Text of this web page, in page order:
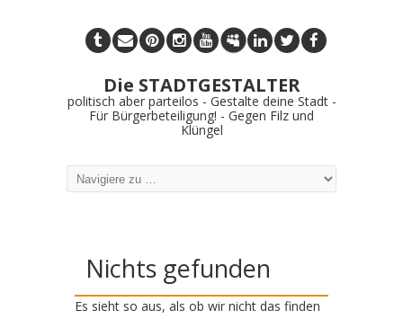
Die STADTGESTALTER
politisch aber parteilos - Gestalte deine Stadt -
Für Bürgerbeteiligung! - Gegen Filz und
Klüngel
Nichts gefunden
Es sieht so aus, als ob wir nicht das finden